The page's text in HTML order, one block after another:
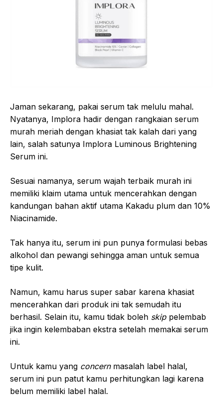
Jaman sekarang, pakai serum tak melulu mahal.
Nyatanya, Implora hadir dengan rangkaian serum
murah meriah dengan khasiat tak kalah dari yang
lain, salah satunya Implora Luminous Brightening
Serum ini.
Sesuai namanya, serum wajah terbaik murah ini
memiliki klaim utama untuk mencerahkan dengan
kandungan bahan aktif utama Kakadu plum dan 10%
Niacinamide.
Tak hanya itu, serum ini pun punya formulasi bebas
alkohol dan pewangi sehingga aman untuk semua
tipe kulit.
Namun, kamu harus super sabar karena khasiat
mencerahkan dari produk ini tak semudah itu
berhasil. Selain itu, kamu tidak boleh skip pelembab
jika ingin kelembaban ekstra setelah memakai serum
ini.
Untuk kamu yang concern masalah label halal,
serum ini pun patut kamu perhitungkan lagi karena
belum memiliki label halal.